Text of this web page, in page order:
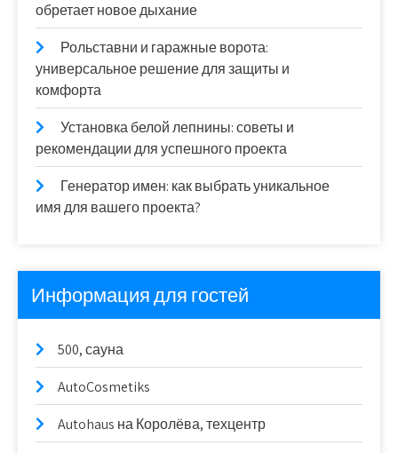
обретает новое дыхание
Рольставни и гаражные ворота:
универсальное решение для защиты и
комфорта
Установка белой лепнины: советы и
рекомендации для успешного проекта
Генератор имен: как выбрать уникальное
имя для вашего проекта?
Информация для гостей
500, сауна
AutoCosmetiks
Autohaus на Королёва, техцентр